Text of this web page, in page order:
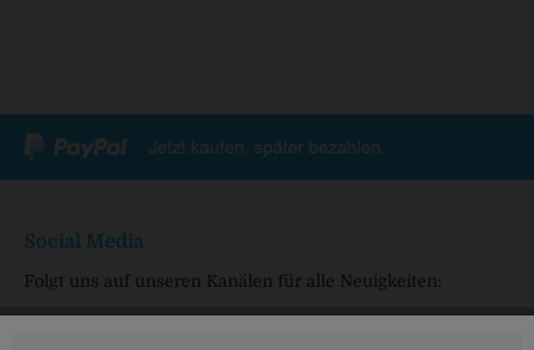
Social Media
Folgt uns auf unseren Kanälen für alle Neuigkeiten: